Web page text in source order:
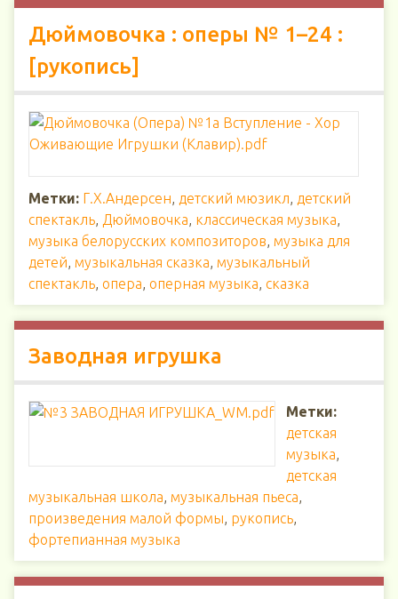
Дюймовочка : оперы № 1–24 :
[рукопись]
Метки: Г.Х.Андерсен, детский мюзикл, детский
спектакль, Дюймовочка, классическая музыка,
музыка белорусских композиторов, музыка для
детей, музыкальная сказка, музыкальный
спектакль, опера, оперная музыка, сказка
Заводная игрушка
Метки:
детская
музыка,
детская
музыкальная школа, музыкальная пьеса,
произведения малой формы, рукопись,
фортепианная музыка